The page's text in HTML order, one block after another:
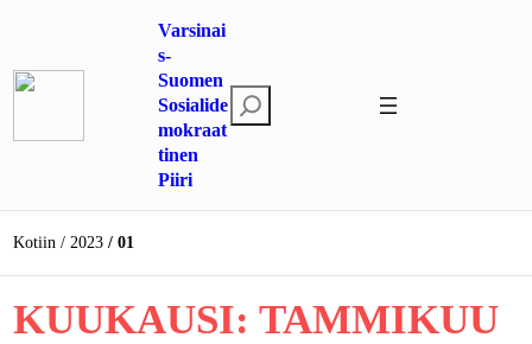
Varsinai
s-
Suomen
Sosialide
mokraat
tinen
Piiri
t
Kotiin 2023 01
KUUKAUSI: TAMMIKUU